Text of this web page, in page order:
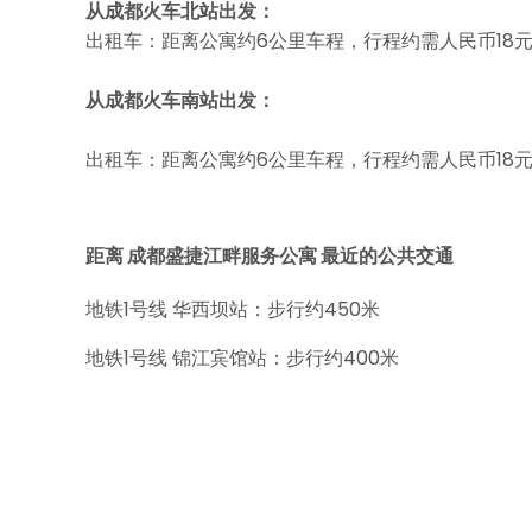
从成都火车北站出发：
出租车：距离公寓约6公里车程，行程约需人民币18元
从成都火车南站出发：
出租车：距离公寓约6公里车程，行程约需人民币18元
距离 成都盛捷江畔服务公寓 最近的公共交通
地铁1号线 华西坝站：步行约450米
地铁1号线 锦江宾馆站：步行约400米